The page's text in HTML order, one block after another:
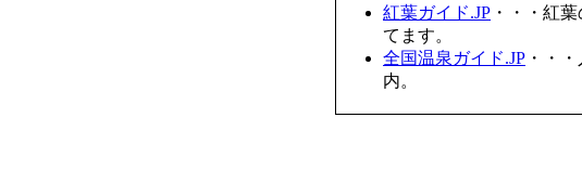
紅葉ガイド.JP ・・・紅
てます。
全国温泉ガイド.JP ・・
内。